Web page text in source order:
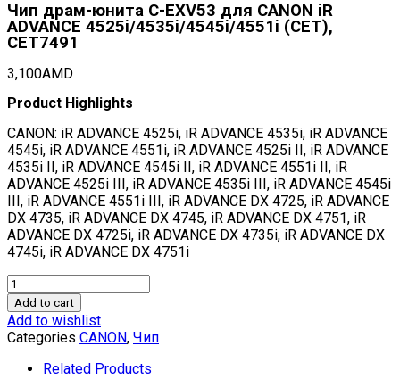
Чип драм-юнита C-EXV53 для CANON iR
ADVANCE 4525i/4535i/4545i/4551i (CET),
CET7491
3,100AMD
Product Highlights
CANON: iR ADVANCE 4525i, iR ADVANCE 4535i, iR ADVANCE
4545i, iR ADVANCE 4551i, iR ADVANCE 4525i II, iR ADVANCE
4535i II, iR ADVANCE 4545i II, iR ADVANCE 4551i II, iR
ADVANCE 4525i III, iR ADVANCE 4535i III, iR ADVANCE 4545i
III, iR ADVANCE 4551i III, iR ADVANCE DX 4725, iR ADVANCE
DX 4735, iR ADVANCE DX 4745, iR ADVANCE DX 4751, iR
ADVANCE DX 4725i, iR ADVANCE DX 4735i, iR ADVANCE DX
4745i, iR ADVANCE DX 4751i
Чип
драм-
юнита
C-
EXV53
для
Add to cart
Add to wishlist
Categories CANON, Чип
Related Products